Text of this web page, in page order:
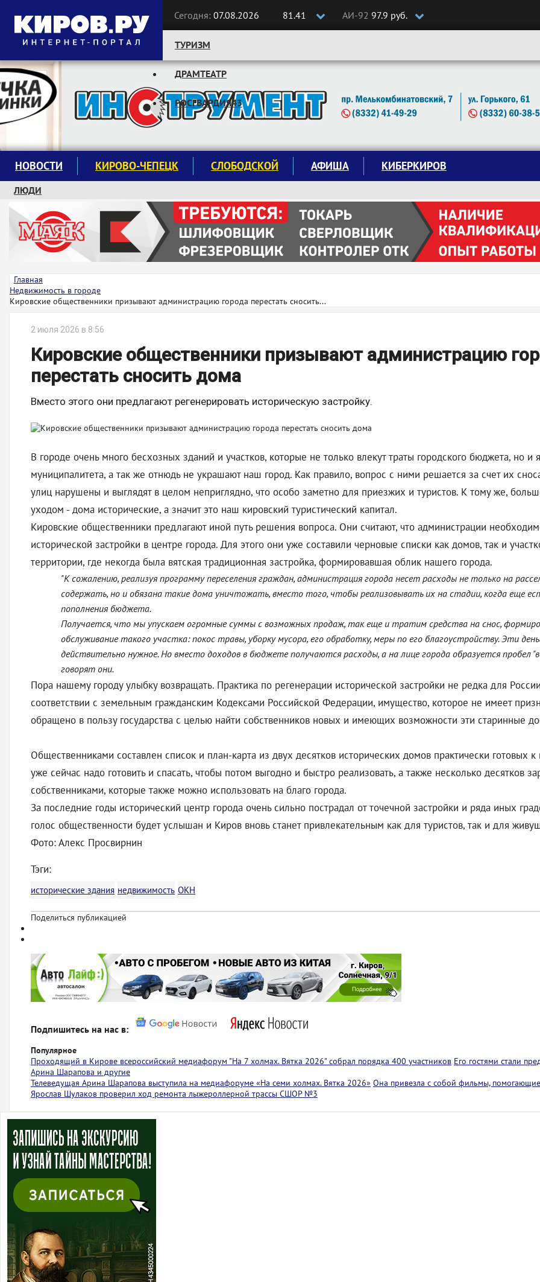
Сегодня: 07.08.2026 81.41 АИ-92 97.9 руб.
Следите за новостями:
ТУРИЗМ
ДРАМТЕАТР
РОСГВАРДИЯ43
НОВОСТИ КИРОВО-ЧЕПЕЦК СЛОБОДСКОЙ АФИША КИБЕРКИРОВ
ЛЮДИ
КРУЖКИ И СЕКЦИИ
ЗАВОДУ "МАЯК" 85 ЛЕТ
ЭКОЛОГИЯ
Главная
Недвижимость в городе
Кировские общественники призывают администрацию города перестать сносить...
2 июля 2026 в 8:56
Кировские общественники призывают администрацию
перестать сносить дома
Вместо этого они предлагают регенерировать историческую застройку.
В городе очень много бесхозных зданий и участков, которые не только влекут траты городского бюджета,
муниципалитета, а так же отнюдь не украшают наш город. Как правило, вопрос с ними решается за счет их
улиц нарушены и выглядят в целом неприглядно, что особо заметно для приезжих и туристов. К тому же,
уходом - дома исторические, а значит это наш кировский туристический капитал.
Кировские общественники предлагают иной путь решения вопроса. Они считают, что администрации
исторической застройки в центре города. Для этого они уже составили черновые списки как домов, так и
территории, где некогда была вятская традиционная застройка, формировавшая облик нашего города.
"К сожалению, реализуя программу переселения граждан, администрация города несет расходы не только на
содержать, но и обязана такие дома уничтожать, вместо того, чтобы реализовывать их на стадии, когда еще
пополнения бюджета.
Получается, что мы упускаем огромные суммы с возможных продаж, так еще и тратим средства на снос,
обслуживание такого участка: покос травы, уборку мусора, его обработку, меры по его благоустройству. Эти
действительно нужное. Но вместо доходов в бюджете получаются расходы, а на лице города образуется
говорят они.
Пора нашему городу улыбку возвращать. Практика по регенерации исторической застройки не редка для
соответствии с земельным гражданским Кодексами Российской Федерации, имущество, которое не имеет
обращено в пользу государства с целью найти собственников новых и имеющих возможности эти старинные
Общественниками составлен список и план-карта из двух десятков исторических домов практически готовых
уже сейчас надо готовить и спасать, чтобы потом выгодно и быстро реализовать, а также несколько десятков
собственниками, которые также можно использовать на благо города.
За последние годы исторический центр города очень сильно пострадал от точечной застройки и ряда иных
голос общественности будет услышан и Киров вновь станет привлекательным как для туристов, так и для
Фото: Алекс Просвирнин
Тэги:
исторические здания недвижимость ОКН
Поделиться публикацией
Подпишитесь на нас в:
Популярное
Проходящий в Кирове всероссийский медиафорум "На 7 холмах. Вятка 2026" собрал порядка 400 участников Его гостями стали
Арина Шарапова и другие
Телеведущая Арина Шарапова выступила на медиафоруме «На семи холмах. Вятка 2026» Она привезла с собой фильмы,
Ярослав Шулаков проверил ход ремонта лыжероллерной трассы СШОР №3